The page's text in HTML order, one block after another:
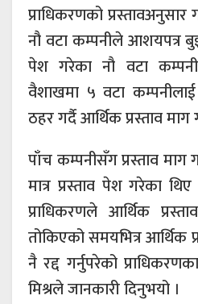
प्राधिकरणको
नौ वटा कम्पनीले आशयपत्र
पेश गरेका नौ वटा
वैशाखमा ५ वटा कम्पनीलाई
ठहर गर्दै आर्थिक प्रस्ताव माग
पाँच कम्पनीसँग प्रस्ताव माग
मात्र प्रस्ताव पेश गरेका
प्राधिकरणले आर्थिक
तोकिएको समयभित्र आर्थिक
नै रद्द गर्नुपरेको
मिश्रले जानकारी दिनुभयो ।